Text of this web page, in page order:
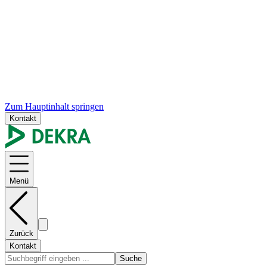
Zum Hauptinhalt springen
Kontakt
Menü
Zurück
Kontakt
Suche